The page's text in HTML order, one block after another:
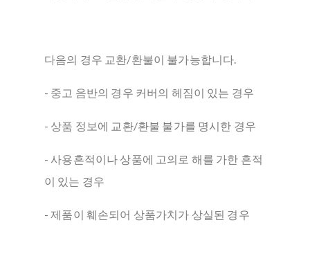
다음의 경우 교환/환불이 불가능합니다.
- 중고 음반의 경우 커버의 헤짐이 있는 경우
- 상품 정보에 교환/환불 불가를 명시한 경우
- 사용흔적이나 상품에 고의로 해를 가한 흔적
이 있는 경우
- 제품이 훼손되어 상품가치가 상실된 경우